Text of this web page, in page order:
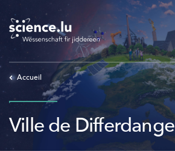
main
content
Accueil
Ville de Differdange